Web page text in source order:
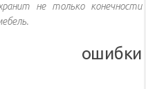
не только конечности
ошибки